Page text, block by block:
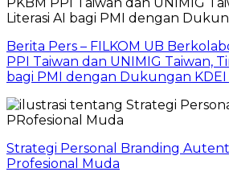
Berita Pers – FILKOM UB
PPI Taiwan dan UNIMIG Taiwan,
bagi PMI dengan Dukungan KDEI
Strategi Personal Branding
Profesional Muda